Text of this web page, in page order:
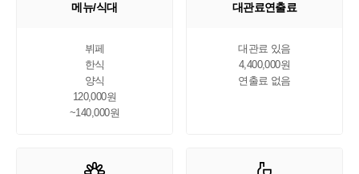
메뉴/식대
뷔페
한식
양식
120,000원
~140,000원
대관료연출료
대관료 있음
4,400,000원
연출료 없음